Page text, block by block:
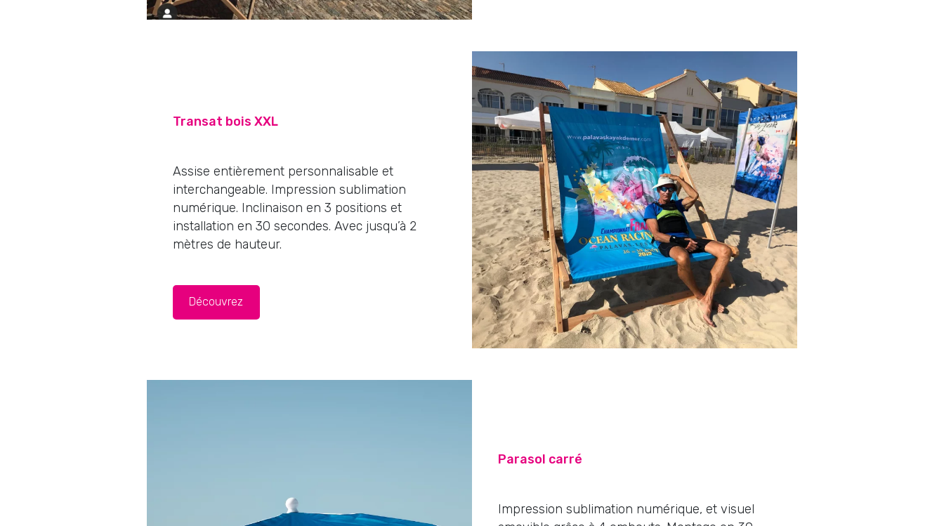
Transat bois XXL
Assise entièrement personnalisable et
interchangeable. Impression sublimation
numérique. Inclinaison en 3 positions et
installation en 30 secondes. Avec jusqu’à 2
mètres de hauteur.
Découvrez
Parasol carré
Impression sublimation numérique, et visuel